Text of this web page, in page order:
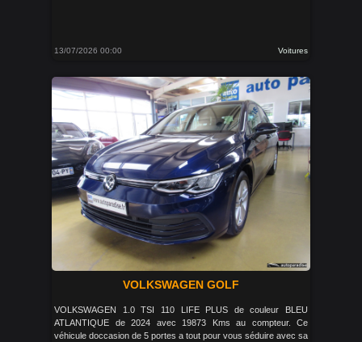
13/07/2026 00:00 Voitures
VOLKSWAGEN GOLF
VOLKSWAGEN 1.0 TSI 110 LIFE PLUS de couleur BLEU
ATLANTIQUE de 2024 avec 19873 Kms au compteur. Ce
véhicule doccasion de 5 portes a tout pour vous séduire avec sa